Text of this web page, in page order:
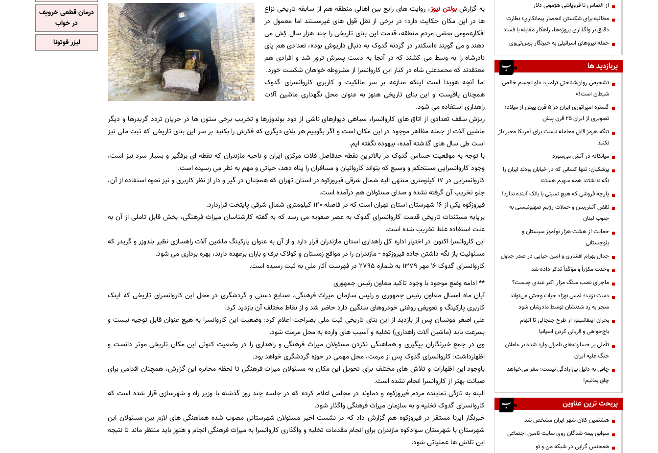
به گزارش بولتن نیوز، روایت های رایج بین اهالی منطقه هم از سابقه تاریخی نزاع
ها در این مکان حکایت دارد؛ در برخی از نقل قول های غیرمستند اما معمول در
افکارعمومی بعضی مردم منطقه، قدمت این بنای تاریخی را چند هزار سال کِش می
دهند و می گویند «اسکندر در گردنه گدوک به دنبال داریوش بود»، تعدادی هم پای
نادرشاه را به وسط می کشند که در آنجا به دست پسرش ترور شد و افرادی هم
معتقدند که محمدعلی شاه در کنار این کاروانسرا از مشروطه خواهان شکست خورد.
اما آنچه هویدا است اینکه منازعه بر سر مالکیت و کاربری کاروانسرای گدوک
همچنان باقیست و این بنای تاریخی هنوز به عنوان محل نگهداری ماشین آلات
راهداری استفاده می شود.
ریزش سقف تعدادی از اتاق های کاروانسرا، سیاهی دیوارهای ناشی از دود بولدوزرها و تخریب برخی ستون ها در جریان تردد گریدرها و دیگر
ماشین آلات از جمله مظاهر موجود در این مکان است و اگر بگوییم هر بلای دیگری که فکرش را بکنید بر سر این بنای تاریخی که ثبت ملی نیز
است طی سال های گذشته آمده، بیهوده نگفته ایم.
با توجه به موقعیت حساس گدوک در بالاترین نقطه حدفاصل فلات مرکزی ایران و ناحیه مازندران که نقطه ای برفگیر و بسیار سرد نیز است،
وجود کاروانسرایی مستحکم و وسیع که بتواند کاروانیان و مسافران را پناه دهد، حیاتی و مهم به نظر می رسیده است.
کاروانسرایی در 17 کیلومتری منتهی الیه شمال شرقی فیروزکوه در استان تهران که همچنان در گیر و دار از نظر کاربری و نیز نحوه استفاده از آن،
جلو تخریب آن گرفته نشده و صدای مسئولان هم درآمده است.
فیروزکوه یکی از 16 شهرستان استان تهران است که در فاصله 120 کیلومتری شمال شرقی پایتخت قراردارد.
برپایه مستندات تاریخی قدمت کاروانسرای گدوک به عصر صفویه می رسد که به گفته کارشناسان میراث فرهنگی، بخش قابل تاملی از آن به
علت استفاده غلط تخریب شده است.
این کاروانسرا اکنون در اختیار اداره کل راهداری استان مازندران قرار دارد و از آن به عنوان پارکینگ ماشین آلات راهسازی نظیر بلدوزر و گریدر که
مسئولیت باز نگه داشتن جاده فیروزکوه - مازندران را در مواقع زمستان و کولاک برف و باران برعهده دارند، بهره برداری می شود.
کاروانسرای گدوک 16 مهر 1379 به شماره 2795 در فهرست آثار ملی به ثبت رسیده است.
** ادامه وضع موجود با وجود تاکید معاون رئیس جمهوری
آبان ماه امسال معاون رئیس جمهوری و رئیس سازمان میراث فرهنگی، صنایع دستی و گردشگری در محل این کاروانسرای تاریخی که اینک
کاربری پارکینگ و تعویض روغنی خودروهای سنگین دارد حاضر شد و از نقاط مختلف آن بازدید کرد.
علی اصغر مونسان پس از بازدید از این بنای تاریخی ثبت ملی بصراحت اعلام کرد: وضعیت این کاروانسرا به هیچ عنوان قابل توجیه نیست و
بسرعت باید (ماشین آلات راهداری) تخلیه و آسیب های وارده به محل مرمت شود.
وی در جمع خبرنگاران پیگیری و هماهنگی نکردن مسئولان میراث فرهنگی و راهداری را در وضعیت کنونی این مکان تاریخی موثر دانست و
اظهارداشت: کاروانسرای گدوک پس از مرمت، محل مهمی در حوزه گردشگری خواهد بود.
باوجود این اظهارات و تلاش های مختلف برای تحویل این مکان به مسئولان میراث فرهنگی تا لحظه مخابره این گزارش، همچنان اقدامی برای
صیانت بهتر از کاروانسرا انجام نشده است.
البته به تازگی نماینده مردم فیروزکوه و دماوند در مجلس اعلام کرده که در جلسه چند روز گذشته با وزیر راه و شهرسازی قرار شده است که
کاروانسرای گدوک تخلیه و به سازمان میراث فرهنگی واگذار شود.
خبرنگار ایرنا مستقر در فیروزکوه هم گزارش داد که در نشست اخیر مسئولان شهرستانی مصوب شده هماهنگی های لازم بین مسئولان این
شهرستان با شهرستان سوادکوه مازندران برای انجام مقدمات تخلیه و واگذاری کاروانسرا به میراث فرهنگی انجام و هنوز باید منتظر ماند تا نتیجه
این تلاش ها عملیاتی شود.
از التماس تا فروپاشی هژمونی دلار
مطالبه برای شکستن انحصار پیمانکاری؛ نظارت
دقیق بر واگذاری پروژه‌ها، راهکار مقابله با فساد
حمله نیروهای اسرائیلی به خبرنگار پرس‌تی‌وی
پربازدید ها
تشخیص روان‌شناختی ترامپ: «او تجسم خالص
شیطان است!»
گستره امپراتوری ایران در ۵ قرن پیش از میلاد؛
تصویری از ایران ۲۵ قرن پیش
تنگه هرمز قابل معامله نیست برای آمریکا معبر باز
نکنید
میانکاله در آتش می‌سوزد
پزشکیان: تنها کسانی که در خیابان بودند ایران را
نگه نداشتند همه سهیم هستند
پارچه فروشی که هیچ نسبتی با بانک آینده ندارد!
نقض آتش‌بس و حملات رژیم صهیونیستی به
جنوب لبنان
حمایت از هشت هزار نوآموز سیستان و
بلوچستانی
جدال بهرام افشاری و امین حیایی در صدر جدول
وحدت مکرّراً و مؤکّداً تذکر داده شد
ماجرای نصب سنگ مزار اکبر عبدی چیست؟
دست نزنید؛ لمس نوزاد حیات وحش می‌تواند
منجر به رد شدنشان توسط مادرشان شود
بحران اینفانتینو؛ از طرح جنجالی تا اتهام
باج‌خواهی و قربانی کردن اسپانیا
تأملی بر خسارت‌های نامرئی وارد شده بر عاملان
جنگ علیه ایران
چاقی به دلیل بی‌ارادگی نیست؛ مغز می‌خواهد
چاق بمانیم!
پربحث ترین عناوین
هشتمین کلان شهر ایران مشخص شد
سوابق بیمه شدگان روی سایت تامین اجتماعی
همجنس گرایی در شبکه من و تو
درمان قطعی خروپف
در خواب
لیزر فوتونا